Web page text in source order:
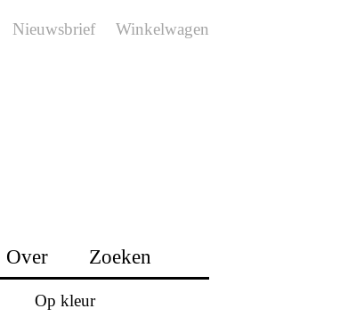
Nieuwsbrief Winkelwagen
Op kleur
Over Zoeken